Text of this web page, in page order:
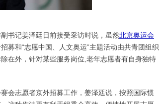
记姜泽廷日前接受采访时说，虽然北京奥运会
募和“志愿中国、人文奥运”主题活动由共青团组织
在外，针对某些服务岗位,老年志愿者有自身独特
志愿者京外招募工作，姜泽廷说，按照国际惯